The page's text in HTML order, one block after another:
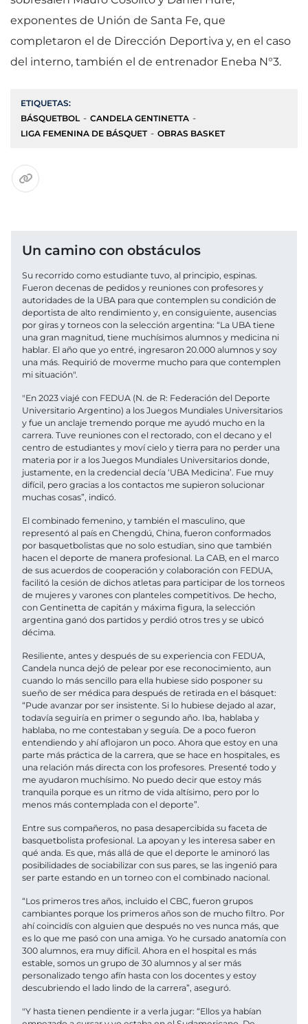
exponentes de Unión de Santa Fe, que
completaron el de Dirección Deportiva y, en el caso
del interno, también el de entrenador Eneba N°3.
ETIQUETAS:
BÁSQUETBOL
CANDELA GENTINETTA
LIGA FEMENINA DE BÁSQUET
OBRAS BASKET
Un camino con obstáculos
Su recorrido como estudiante tuvo, al principio, espinas.
Fueron decenas de pedidos y reuniones con profesores y
autoridades de la UBA para que contemplen su condición de
deportista de alto rendimiento y, en consiguiente, ausencias
por giras y torneos con la selección argentina: “La UBA tiene
una gran magnitud, tiene muchísimos alumnos y medicina ni
hablar. El año que yo entré, ingresaron 20.000 alumnos y soy
una más. Requirió de moverme mucho para que contemplen
mi situación".
"En 2023 viajé con FEDUA (N. de R: Federación del Deporte
Universitario Argentino) a los Juegos Mundiales Universitarios
y fue un anclaje tremendo porque me ayudó mucho en la
carrera. Tuve reuniones con el rectorado, con el decano y el
centro de estudiantes y moví cielo y tierra para no perder una
materia por ir a los Juegos Mundiales Universitarios donde,
justamente, en la credencial decía ‘UBA Medicina’. Fue muy
difícil, pero gracias a los contactos me supieron solucionar
muchas cosas”, indicó.
El combinado femenino, y también el masculino, que
representó al país en Chengdú, China, fueron conformados
por basquetbolistas que no solo estudian, sino que también
hacen el deporte de manera profesional. La CAB, en el marco
de sus acuerdos de cooperación y colaboración con FEDUA,
facilitó la cesión de dichos atletas para participar de los torneos
de mujeres y varones con planteles competitivos. De hecho,
con Gentinetta de capitán y máxima figura, la selección
argentina ganó dos partidos y perdió otros tres y se ubicó
décima.
Resiliente, antes y después de su experiencia con FEDUA,
Candela nunca dejó de pelear por ese reconocimiento, aun
cuando lo más sencillo para ella hubiese sido posponer su
sueño de ser médica para después de retirada en el básquet:
“Pude avanzar por ser insistente. Si lo hubiese dejado al azar,
todavía seguiría en primer o segundo año. Iba, hablaba y
hablaba, no me contestaban y seguía. De a poco fueron
entendiendo y ahí aflojaron un poco. Ahora que estoy en una
parte más práctica de la carrera, que se hace en hospitales, es
una relación más directa con los profesores. Presenté todo y
me ayudaron muchísimo. No puedo decir que estoy más
tranquila porque es un ritmo de vida altísimo, pero por lo
menos más contemplada con el deporte”.
Entre sus compañeros, no pasa desapercibida su faceta de
basquetbolista profesional. La apoyan y les interesa saber en
qué anda. Es que, más allá de que el deporte le aminoró las
posibilidades de sociabilizar con sus pares, se las ingenió para
ser parte estando en un torneo con el combinado nacional.
“Los primeros tres años, incluido el CBC, fueron grupos
cambiantes porque los primeros años son de mucho filtro. Por
ahí coincidís con alguien que después no ves nunca más, que
es lo que me pasó con una amiga. Yo he cursado anatomía con
300 alumnos, era muy difícil. Ahora en el hospital es más
estable, somos un grupo de 30 alumnos y al ser más
personalizado tengo afín hasta con los docentes y estoy
descubriendo el lado lindo de la carrera”, aseguró.
"Y hasta tienen pendiente ir a verla jugar: “Ellos ya habían